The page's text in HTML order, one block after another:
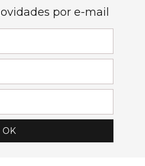
por e-mail